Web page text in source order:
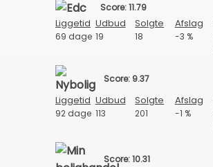
Score: 11.79
Liggetid Udbud Solgte Afslag
69 dage 19 18 -3 %
Score: 9.37
Liggetid Udbud Solgte Afslag
92 dage 113 201 -1 %
Score: 10.31